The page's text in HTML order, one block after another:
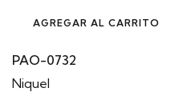
AGREGAR AL CARRITO
PAO-0732
Niquel